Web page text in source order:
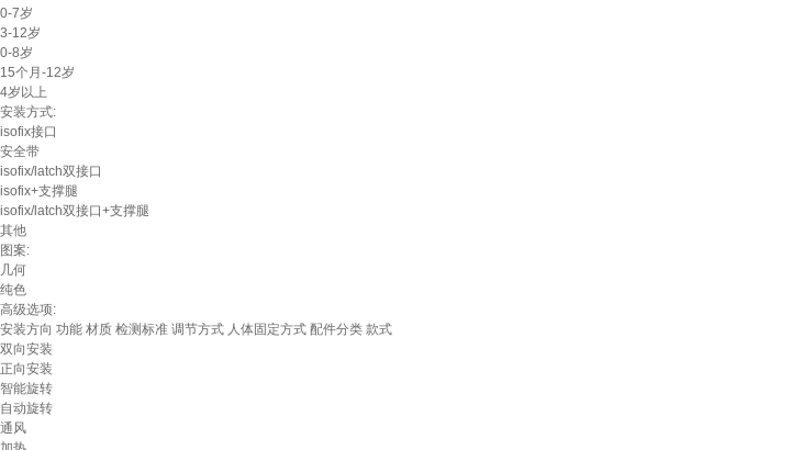
0-7岁
3-12岁
0-8岁
15个月-12岁
4岁以上
安装方式:
isofix接口
安全带
isofix/latch双接口
isofix+支撑腿
isofix/latch双接口+支撑腿
其他
图案:
几何
纯色
高级选项:
安装方向 功能 材质 检测标准 调节方式 人体固定方式 配件分类 款式
双向安装
正向安装
智能旋转
自动旋转
通风